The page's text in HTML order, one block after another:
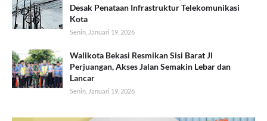
Desak Penataan Infrastruktur Telekomunikasi
Kota
Senin, Januari 19, 2026
Walikota Bekasi Resmikan Sisi Barat Jl
Perjuangan, Akses Jalan Semakin Lebar dan
Lancar
Senin, Januari 19, 2026